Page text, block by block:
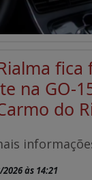
fica
na GO-
do
às 14:21